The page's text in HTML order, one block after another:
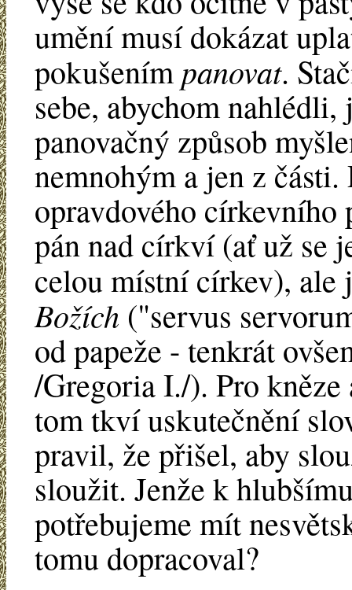
umění musí dokázat
pokušením panovat.
sebe, abychom
panovačný způsob
nemnohým a jen z
opravdového církevního
pán nad církví (ať už se
celou místní církev),
Božích ("servus
od papeže - tenkrát
/Gregoria I./). Pro
tom tkví uskutečnění
pravil, že přišel, aby
sloužit. Jenže k
potřebujeme mít
tomu dopracoval?